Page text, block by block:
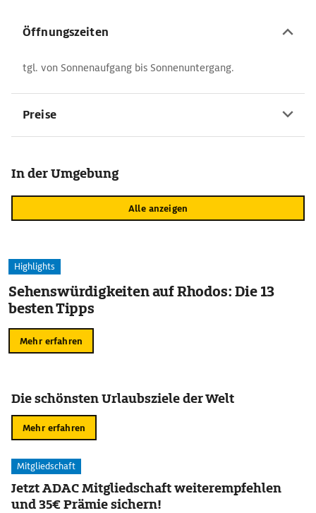
Öffnungszeiten
tgl. von Sonnenaufgang bis Sonnenuntergang.
Preise
In der Umgebung
Alle anzeigen
Highlights
Sehenswürdigkeiten auf Rhodos: Die 13
besten Tipps
Mehr erfahren
Die schönsten Urlaubsziele der Welt
Mehr erfahren
Mitgliedschaft
Jetzt ADAC Mitgliedschaft weiterempfehlen
und 35€ Prämie sichern!